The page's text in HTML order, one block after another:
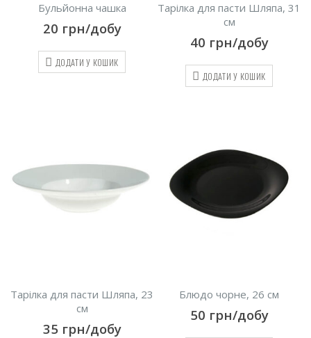
Бульйонна чашка
20 грн/добу
ДОДАТИ У КОШИК
Тарілка для пасти Шляпа, 31
см
40 грн/добу
ДОДАТИ У КОШИК
Тарілка для пасти Шляпа, 23
см
35 грн/добу
Блюдо чорне, 26 см
50 грн/добу